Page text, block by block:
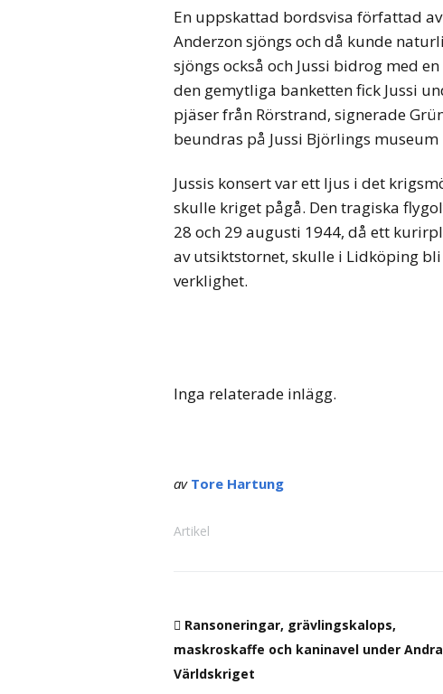
En uppskattad bordsvisa författad
Anderzon sjöngs och då kunde
sjöngs också och Jussi bidrog med
den gemytliga banketten fick Jussi
pjäser från Rörstrand, signerade
beundras på Jussi Björlings museum
Jussis konsert var ett ljus i det
skulle kriget pågå. Den tragiska
28 och 29 augusti 1944, då ett
av utsiktstornet, skulle i Lidköping
verklighet.
Inga relaterade inlägg.
av Tore Hartung
Artikel
Ransoneringar, grävlingskalops,
maskroskaffe och kaninavel under Andra
Världskriget